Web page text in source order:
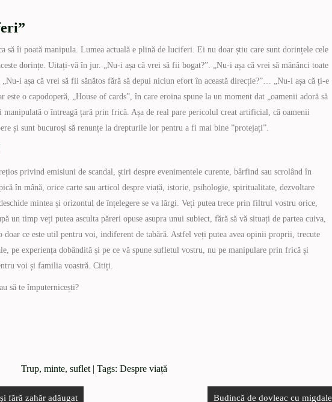
să îi poată manipula. Lumea actuală e plină de luciferi. Ei nu doar știu care sunt dorințele cele
dorințe. Uitați-vă în jur. „Nu-i așa că vrei să fii bogat?”. „Nu-i așa că vrei să mănânci toate
„Nu-i așa că vrei să fii sănătos fără să depui niciun efort în această direcție?”… „Nu-i așa că ți-e
o capodoperă, „House of cards”, în care eroina spune la un moment dat „oamenii adoră să
o întreagă țară prin frică. Așa de real pare pericolul creat artificial, că oamenii
și sunt bucuroși să renunțe la drepturile lor pentru a fi mai bine ”protejați”.
privind emisiuni de scandal, știri despre evenimentele curente, bârfind sau scrolând în
în mână, orice carte sau articol despre viață, istorie, psihologie, spiritualitate, dezvoltare
mintea și orizontul de înțelegere se va lărgi. Veți putea trece prin filtrul vostru orice,
un timp veți putea asculta păreri opuse asupra unui subiect, fără să vă situați de partea cuiva,
ce este util pentru voi, indiferent de tabără. Astfel veți putea avea opinii proprii, trecute
pe experiența dobândită și pe ce vă spune sufletul vostru, nu pe manipulare prin frică și
voi și familia voastră. Citiți.
să te împuternicești?
Trup, minte, suflet| Tags: Despre viață
fără zahăr adăugat Budincă de dovleac cu migdale